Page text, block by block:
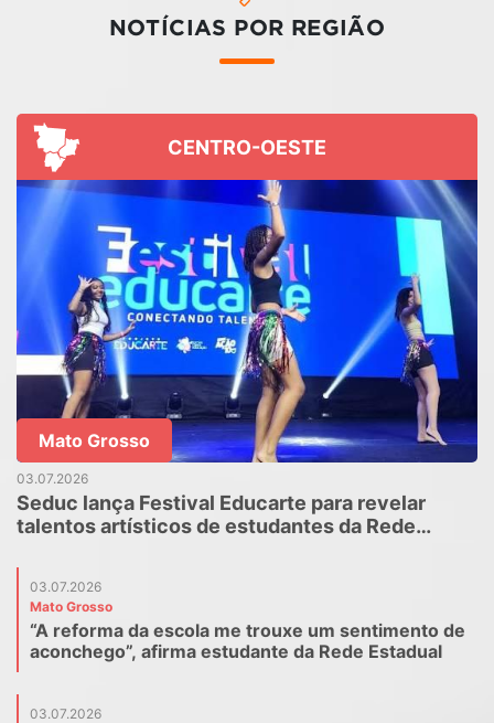
NOTÍCIAS POR REGIÃO
CENTRO-OESTE
Mato Grosso
03.07.2026
Seduc lança Festival Educarte para revelar
talentos artísticos de estudantes da Rede
03.07.2026
Mato Grosso
“A reforma da escola me trouxe um sentimento de
aconchego”, afirma estudante da Rede Estadual
03.07.2026